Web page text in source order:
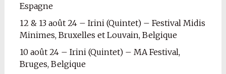
Espagne
12 & 13 août 24 – Irini (Quintet) – Festival Midis
Minimes, Bruxelles et Louvain, Belgique
10 août 24 – Irini (Quintet) – MA Festival,
Bruges, Belgique